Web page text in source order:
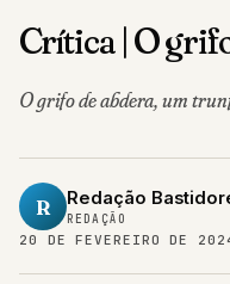
Crítica | O
O grifo de abdera, um
R Redação
REDAÇÃO
20 DE FEVEREIRO DE